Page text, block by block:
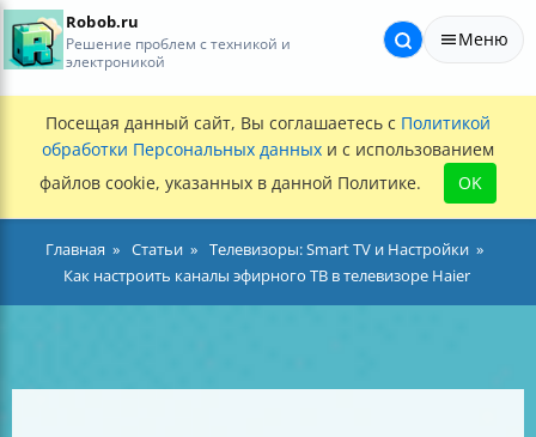
Robob.ru
Решение проблем с техникой и
электроникой
Меню
Посещая данный сайт, Вы соглашаетесь с Политикой
обработки Персональных данных и с использованием
файлов cookie, указанных в данной Политике.
OK
Главная Статьи
Телевизоры: Smart TV и Настройки
Как настроить каналы эфирного ТВ в телевизоре Haier